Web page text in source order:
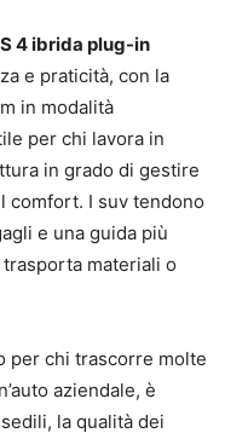
4 ibrida plug-in
e praticità, con la
in modalità
per chi lavora in
in grado di gestire
comfort. I suv tendono
e una guida più
materiali o
per chi trascorre molte
aziendale, è
la qualità dei